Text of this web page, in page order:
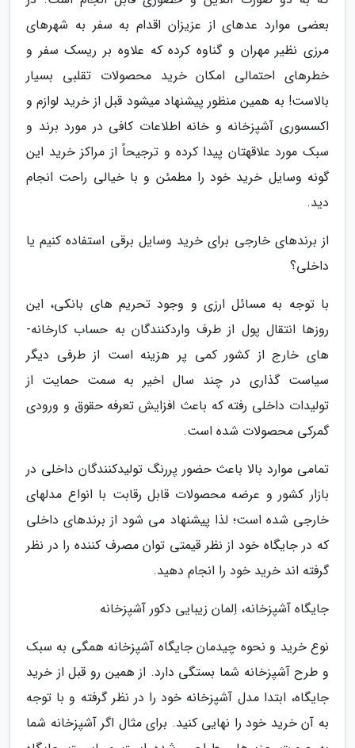
بعضی موارد عده­ای از عزیزان اقدام به سفر به شهرهای
مرزی نظیر مهران و گناوه کرده که علاوه بر ریسک سفر و
خطرهای احتمالی امکان خرید محصولات تقلبی بسیار
بالاست! به همین منظور پیشنهاد می­شود قبل از خرید لوازم و
اکسسوری آشپزخانه و خانه اطلاعات کافی در مورد برند و
سبک مورد علاقه­تان پیدا کرده و ترجیحاً از مراکز خرید این
گونه وسایل خرید خود را مطمئن و با خیالی راحت انجام
دید.
از برندهای خارجی برای خرید وسایل برقی استفاده کنیم یا
داخلی؟
با توجه به مسائل ارزی و وجود تحریم­ های بانکی، این
روزها انتقال پول از طرف واردکنندگان به حساب کارخانه­
های خارج از کشور کمی پر هزینه است از طرفی دیگر
سیاست گذاری در چند سال اخیر به سمت حمایت از
تولیدات داخلی رفته که باعث افزایش تعرفه حقوق و ورودی
گمرکی محصولات شده است.
تمامی موارد بالا باعث حضور پررنگ تولیدکنندگان داخلی در
بازار کشور و عرضه محصولات قابل رقابت با انواع مدل­های
خارجی شده است؛ لذا پیشنهاد می­ شود از برندهای داخلی
که در جایگاه خود از نظر قیمتی توان مصرف کننده را در نظر
گرفته اند خرید خود را انجام دهید.
جایگاه آشپزخانه، اِلمان زیبایی دکور آشپزخانه
نوع خرید و نحوه چیدمان جایگاه آشپزخانه همگی به سبک
و طرح آشپزخانه شما بستگی دارد. از همین رو قبل از خرید
جایگاه، ابتدا مدل آشپزخانه خود را در نظر گرفته و با توجه
به آن خرید خود را نهایی کنید. برای مثال اگر آشپزخانه شما